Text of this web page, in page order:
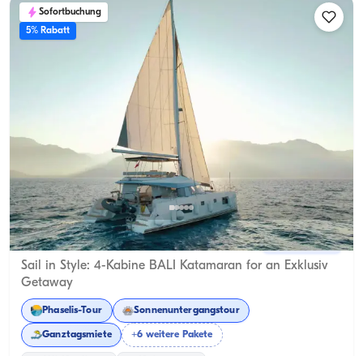
Sofortbuchung
5% Rabatt
Kemer, Antalya Neues Boot
Sail in Style: 4-Kabine BALI Katamaran for an Exklusiv
Getaway
Phaselis-Tour Sonnenuntergangstour
Ganztagsmiete +6 weitere Pakete